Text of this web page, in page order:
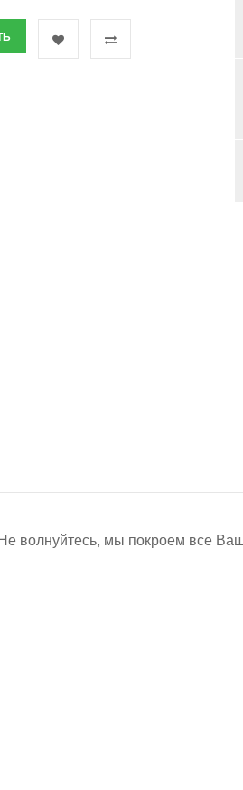
волнуйтесь, мы покроем все